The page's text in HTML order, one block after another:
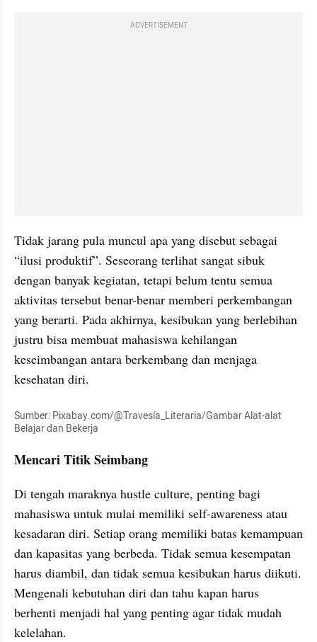
ADVERTISEMENT
Tidak jarang pula muncul apa yang disebut sebagai
“ilusi produktif”. Seseorang terlihat sangat sibuk
dengan banyak kegiatan, tetapi belum tentu semua
aktivitas tersebut benar-benar memberi perkembangan
yang berarti. Pada akhirnya, kesibukan yang berlebihan
justru bisa membuat mahasiswa kehilangan
keseimbangan antara berkembang dan menjaga
kesehatan diri.
Sumber: Pixabay.com/@Travesía_Literaria/Gambar Alat-alat
Belajar dan Bekerja
Mencari Titik Seimbang
Di tengah maraknya hustle culture, penting bagi
mahasiswa untuk mulai memiliki self-awareness atau
kesadaran diri. Setiap orang memiliki batas kemampuan
dan kapasitas yang berbeda. Tidak semua kesempatan
harus diambil, dan tidak semua kesibukan harus diikuti.
Mengenali kebutuhan diri dan tahu kapan harus
berhenti menjadi hal yang penting agar tidak mudah
kelelahan.